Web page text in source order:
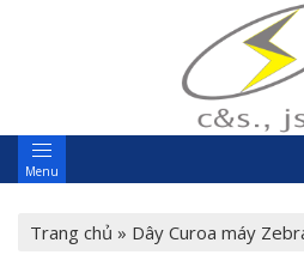
Menu
Trang chủ » Dây Curoa máy